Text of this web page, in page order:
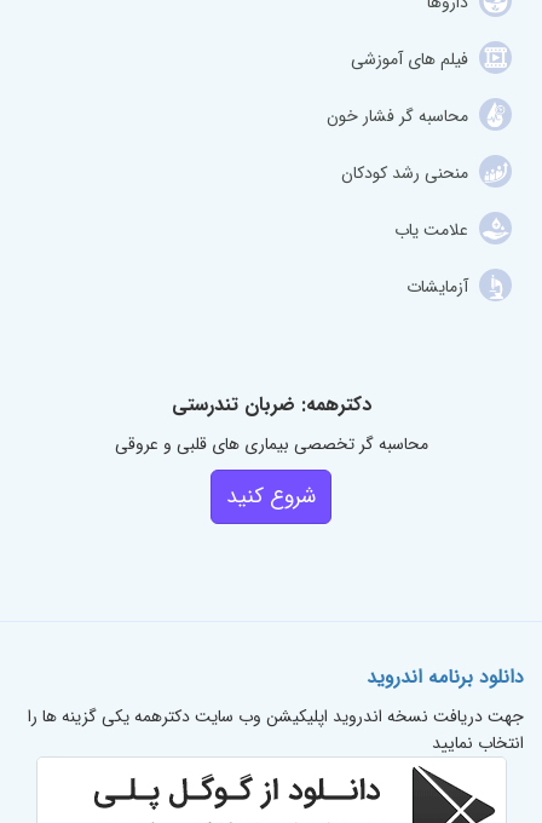
فیلم های آموزشی
محاسبه گر فشار خون
منحنی رشد کودکان
علامت یاب
آزمایشات
دکترهمه: ضربان تندرستی
محاسبه گر تخصصی بیماری های قلبی و عروقی
شروع کنید
دانلود برنامه اندروید
جهت دریافت نسخه اندروید اپلیکیشن وب سایت دکترهمه یکی گزینه ها را
انتخاب نمایید